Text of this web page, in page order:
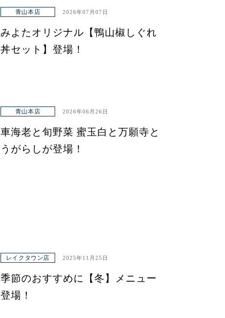
青山本店 2026年07月07日
みよたオリジナル【鴨山椒しぐれ
丼セット】登場！
青山本店 2026年06月26日
車海老と旬野菜 蜜玉白と万願寺と
うがらしが登場！
レイクタウン店 2025年11月25日
季節のおすすめに【冬】メニュー
登場！